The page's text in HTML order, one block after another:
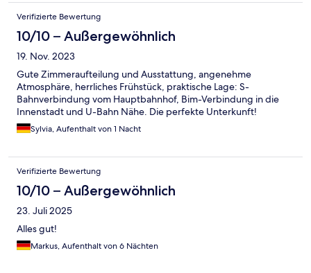
Verifizierte Bewertung
10/10 – Außergewöhnlich
19. Nov. 2023
Gute Zimmeraufteilung und Ausstattung, angenehme
Atmosphäre, herrliches Frühstück, praktische Lage: S-
Bahnverbindung vom Hauptbahnhof, Bim-Verbindung in die
Innenstadt und U-Bahn Nähe. Die perfekte Unterkunft!
Sylvia, Aufenthalt von 1 Nacht
Verifizierte Bewertung
10/10 – Außergewöhnlich
23. Juli 2025
Alles gut!
Markus, Aufenthalt von 6 Nächten